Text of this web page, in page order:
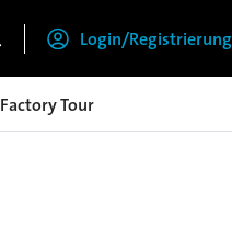
Login/Registrierung
Factory Tour